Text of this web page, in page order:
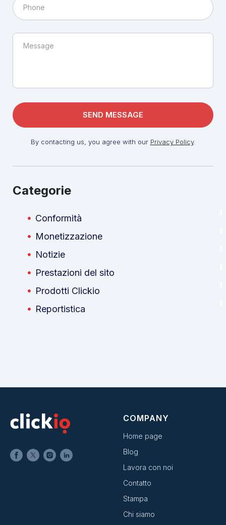
By contacting us, you agree with our Privacy Policy.
Categorie
Conformità
Monetizzazione
Notizie
Prestazioni del sito
Prodotti Clickio
Reportistica
COMPANY
Home page
Blog
Lavora con noi
Contatto
Stampa
Chi siamo